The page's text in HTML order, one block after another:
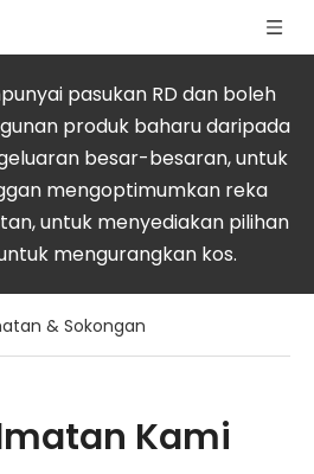
pasukan RD dan boleh
produk baharu daripada
besar-besaran, untuk
mengoptimumkan reka
untuk menyediakan pilihan
mengurangkan kos.
& Sokongan
Kami